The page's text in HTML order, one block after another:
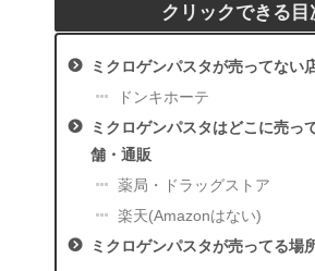
クリックできる目
ミクロゲンパスタが売ってない
ドンキホーテ
ミクロゲンパスタはどこに売っ
舗・通販
薬局・ドラッグストア
楽天(Amazonはない)
ミクロゲンパスタが売ってる場